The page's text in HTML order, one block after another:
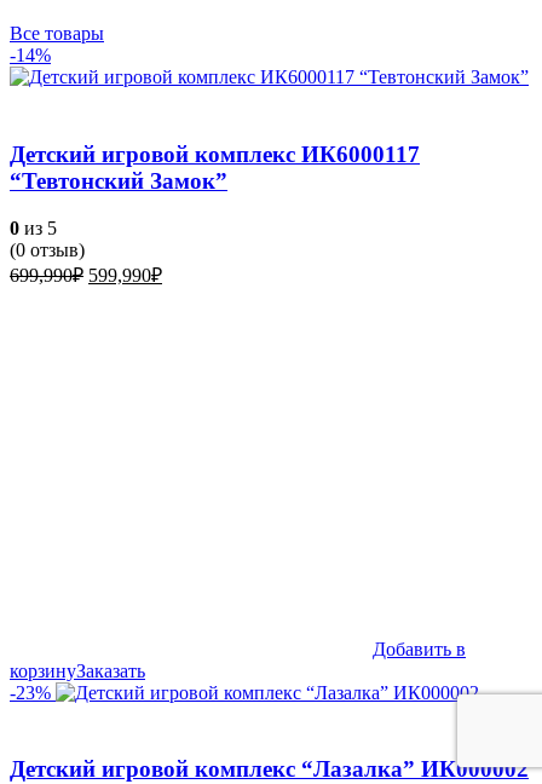
Все товары
-14%
Детский игровой комплекс ИК6000117
“Тевтонский Замок”
0 из 5
(0 отзыв)
699,990₽ Первоначальная
599,990₽Текущая
Добавить в
корзинуЗаказать
-23%
Детский игровой комплекс “Лазалка” ИК000002